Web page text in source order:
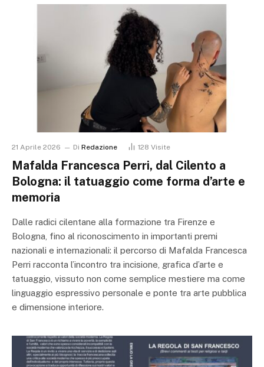
21 Aprile 2026 Di Redazione 128 Visite
Mafalda Francesca Perri, dal Cilento a
Bologna: il tatuaggio come forma d’arte e
memoria
Dalle radici cilentane alla formazione tra Firenze e
Bologna, fino al riconoscimento in importanti premi
nazionali e internazionali: il percorso di Mafalda Francesca
Perri racconta l’incontro tra incisione, grafica d’arte e
tatuaggio, vissuto non come semplice mestiere ma come
linguaggio espressivo personale e ponte tra arte pubblica
e dimensione interiore.